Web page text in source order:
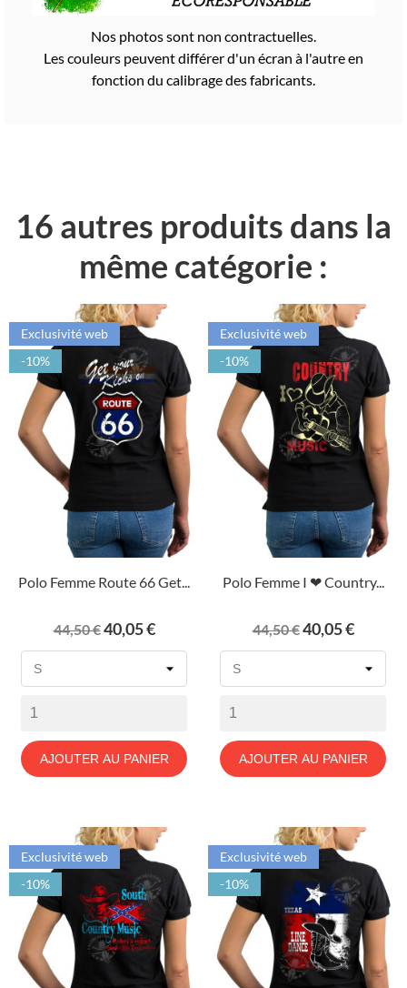
Nos photos sont non contractuelles.
Les couleurs peuvent différer d'un écran à l'autre en
fonction du calibrage des fabricants.
16 autres produits dans la
même catégorie :
Polo Femme Route 66 Get...
Prix
de
44,50 €Prix
40,05 €
AJOUTER AU PANIER
Exclusivité web
-10%
Polo Femme I ❤ Country...
Prix
de
44,50 €Prix
40,05 €
AJOUTER AU PANIER
Exclusivité web
-10%
Exclusivité web
-10%
Exclusivité web
-10%